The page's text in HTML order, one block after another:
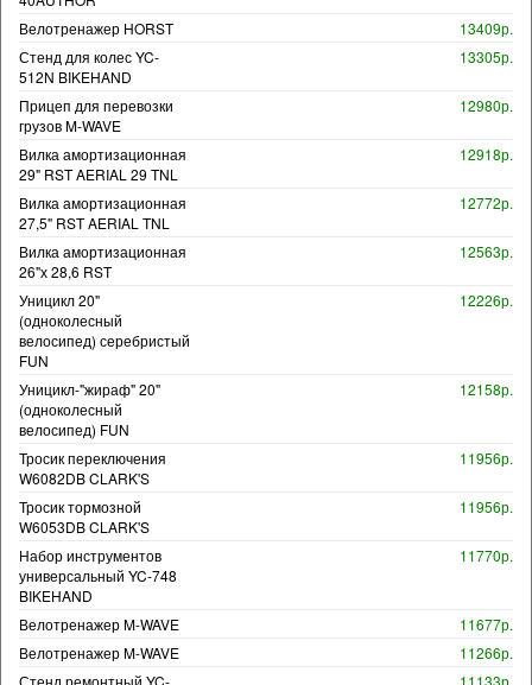
Велотренажер HORST
13409р.
Стенд для колес YC-
512N BIKEHAND
13305р.
Прицеп для перевозки
грузов M-WAVE
12980р.
Вилка амортизационная
29" RST AERIAL 29 TNL
12918р.
Вилка амортизационная
27,5" RST AERIAL TNL
12772р.
Вилка амортизационная
26"х 28,6 RST
12563р.
Уницикл 20"
(одноколесный
велосипед) серебристый
FUN
12226р.
Уницикл-"жираф" 20"
(одноколесный
велосипед) FUN
12158р.
Тросик переключения
W6082DB CLARK'S
11956р.
Тросик тормозной
W6053DB CLARK'S
11956р.
Набор инструментов
универсальный YC-748
BIKEHAND
11770р.
Велотренажер M-WAVE
11677р.
Велотренажер M-WAVE
11266р.
Стенд ремонтный YC-
11133р.